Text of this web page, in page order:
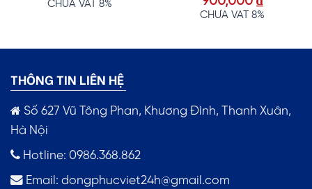
CHƯA VAT 8%
hạng5.00
CHƯA VAT 8%
THÔNG TIN LIÊN HỆ
Số 627 Vũ Tông Phan, Khương Đình, Thanh Xuân,
Hà Nội
Hotline: 0986.368.862
Email: dongphucviet24h@gmail.com